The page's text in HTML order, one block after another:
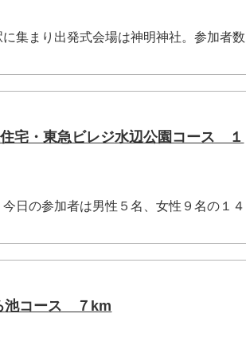
集まり出発式会場は神明神社。参加者数
宅・東急ビレジ水辺公園コース １
日の参加者は男性５名、女性９名の１４
池コース ７km